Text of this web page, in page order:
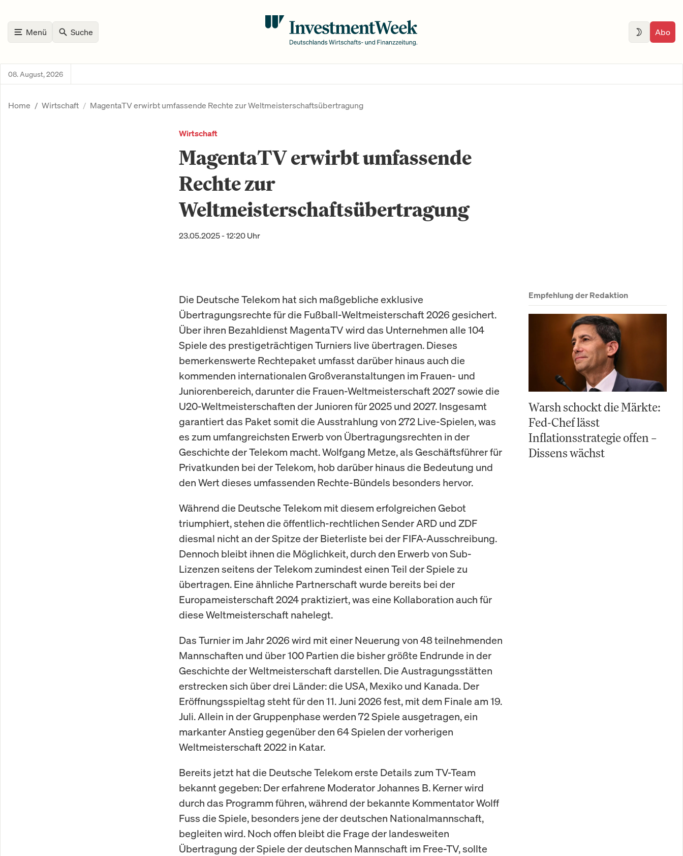
Menü Suche Abo
08. August, 2026
Home Wirtschaft MagentaTV erwirbt umfassende Rechte zur Weltmeisterschaftsübertragung
Wirtschaft
MagentaTV erwirbt umfassende
Rechte zur
Weltmeisterschaftsübertragung
23.05.2025 - 12:20 Uhr
Die Deutsche Telekom hat sich maßgebliche exklusive
Übertragungsrechte für die Fußball-Weltmeisterschaft 2026 gesichert.
Über ihren Bezahldienst MagentaTV wird das Unternehmen alle 104
Spiele des prestigeträchtigen Turniers live übertragen. Dieses
bemerkenswerte Rechtepaket umfasst darüber hinaus auch die
kommenden internationalen Großveranstaltungen im Frauen- und
Juniorenbereich, darunter die Frauen-Weltmeisterschaft 2027 sowie die
U20-Weltmeisterschaften der Junioren für 2025 und 2027. Insgesamt
garantiert das Paket somit die Ausstrahlung von 272 Live-Spielen, was
es zum umfangreichsten Erwerb von Übertragungsrechten in der
Geschichte der Telekom macht. Wolfgang Metze, als Geschäftsführer für
Privatkunden bei der Telekom, hob darüber hinaus die Bedeutung und
den Wert dieses umfassenden Rechte-Bündels besonders hervor.
Während die Deutsche Telekom mit diesem erfolgreichen Gebot
triumphiert, stehen die öffentlich-rechtlichen Sender ARD und ZDF
diesmal nicht an der Spitze der Bieterliste bei der FIFA-Ausschreibung.
Dennoch bleibt ihnen die Möglichkeit, durch den Erwerb von Sub-
Lizenzen seitens der Telekom zumindest einen Teil der Spiele zu
übertragen. Eine ähnliche Partnerschaft wurde bereits bei der
Europameisterschaft 2024 praktiziert, was eine Kollaboration auch für
diese Weltmeisterschaft nahelegt.
Das Turnier im Jahr 2026 wird mit einer Neuerung von 48 teilnehmenden
Mannschaften und über 100 Partien die bisher größte Endrunde in der
Geschichte der Weltmeisterschaft darstellen. Die Austragungsstätten
erstrecken sich über drei Länder: die USA, Mexiko und Kanada. Der
Eröffnungsspieltag steht für den 11. Juni 2026 fest, mit dem Finale am 19.
Juli. Allein in der Gruppenphase werden 72 Spiele ausgetragen, ein
markanter Anstieg gegenüber den 64 Spielen der vorherigen
Weltmeisterschaft 2022 in Katar.
Bereits jetzt hat die Deutsche Telekom erste Details zum TV-Team
bekannt gegeben: Der erfahrene Moderator Johannes B. Kerner wird
durch das Programm führen, während der bekannte Kommentator Wolff
Fuss die Spiele, besonders jene der deutschen Nationalmannschaft,
begleiten wird. Noch offen bleibt die Frage der landesweiten
Übertragung der Spiele der deutschen Mannschaft im Free-TV, sollte
Empfehlung der Redaktion
Warsh schockt die Märkte:
Fed-Chef lässt
Inflationsstrategie offen –
Dissens wächst